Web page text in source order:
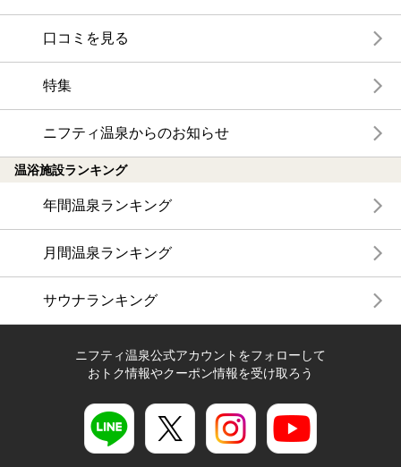
口コミを見る
特集
ニフティ温泉からのお知らせ
温浴施設ランキング
年間温泉ランキング
月間温泉ランキング
サウナランキング
ニフティ温泉公式アカウントをフォローして
おトク情報やクーポン情報を受け取ろう